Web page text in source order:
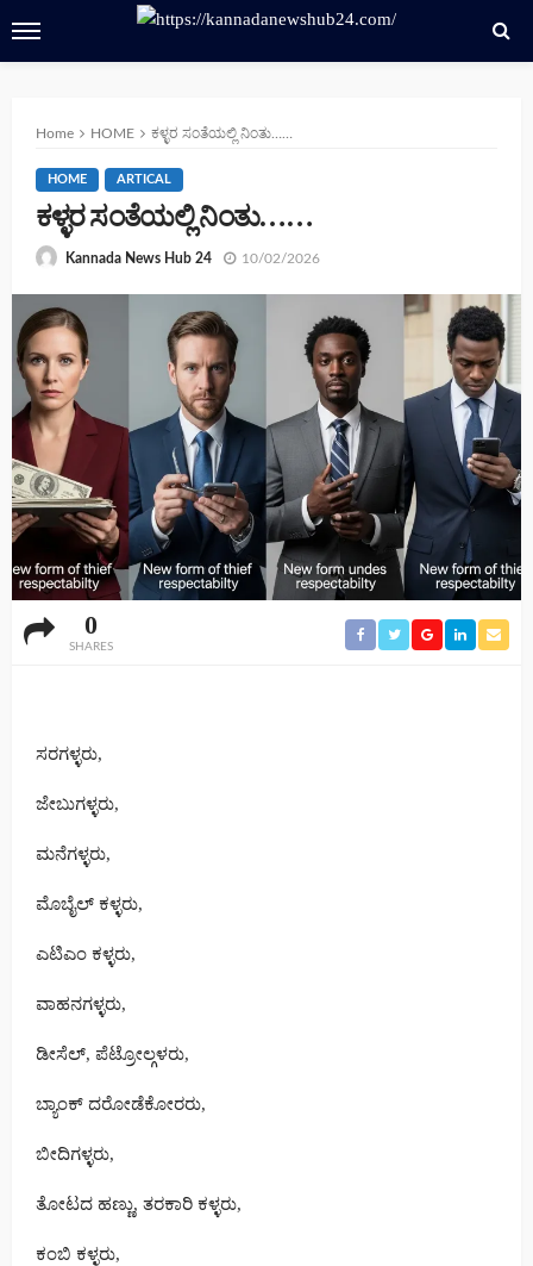
Home HOME ಕಳ್ಳರ ಸಂತೆಯಲ್ಲಿ ನಿಂತು……
HOME ARTICAL
ಕಳ್ಳರ ಸಂತೆಯಲ್ಲಿ ನಿಂತು……
Kannada News Hub 24 10/02/2026
0
SHARES
ಸರಗಳ್ಳರು,
ಜೇಬುಗಳ್ಳರು,
ಮನೆಗಳ್ಳರು,
ಮೊಬೈಲ್ ಕಳ್ಳರು,
ಎಟಿಎಂ ಕಳ್ಳರು,
ವಾಹನಗಳ್ಳರು,
ಡೀಸೆಲ್, ಪೆಟ್ರೋಲ್ಗಳರು,
ಬ್ಯಾಂಕ್ ದರೋಡೆಕೋರರು,
ಬೀದಿಗಳ್ಳರು,
ತೋಟದ ಹಣ್ಣು, ತರಕಾರಿ ಕಳ್ಳರು,
ಕಂಬಿ ಕಳ್ಳರು,